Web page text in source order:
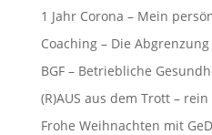
1 Jahr Corona – Mein
Coaching – Die
BGF – Betriebliche
(R)AUS aus dem Trott –
Frohe Weihnachten mit